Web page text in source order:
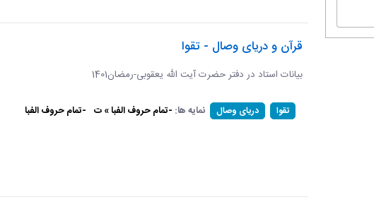
قرآن و دریای وصال - تقوا
بیانات استاد در دفتر حضرت آیت الله یعقوبی-رمضان1401
تقوا دریای وصال نمایه ها: -تمام حروف الفبا » ت -تمام حروف الفبا